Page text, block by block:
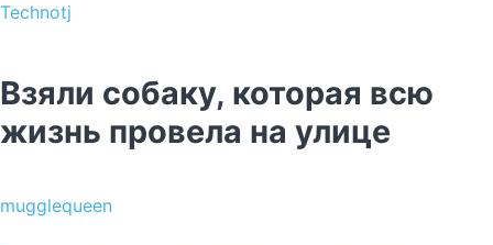
Technotj
Взяли собаку, которая всю
жизнь провела на улице
mugglequeen